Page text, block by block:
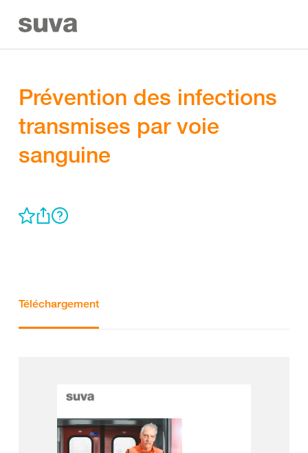
Prévention des infections
transmises par voie
sanguine
Téléchargement